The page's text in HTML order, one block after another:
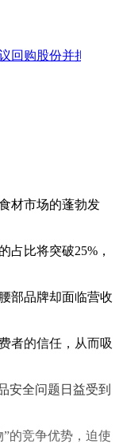
股份并拟增持，回
材市场的蓬勃发
比将突破25%，
部品牌却面临营收
者的信任，从而吸
安全问题日益受到
的竞争优势，迫使